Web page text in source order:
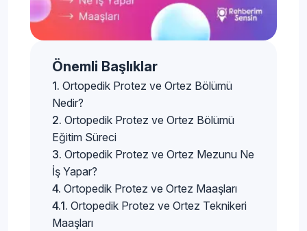
Önemli Başlıklar
Ortopedik Protez ve Ortez Bölümü
Nedir?
Ortopedik Protez ve Ortez Bölümü
Eğitim Süreci
Ortopedik Protez ve Ortez Mezunu Ne
İş Yapar?
Ortopedik Protez ve Ortez Maaşları
Ortopedik Protez ve Ortez Teknikeri
Maaşları